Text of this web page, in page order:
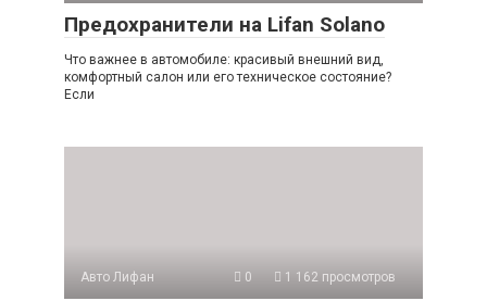
Предохранители на Lifan Solano
Что важнее в автомобиле: красивый внешний вид,
комфортный салон или его техническое состояние?
Если
Авто Лифан 0 1 162 просмотров